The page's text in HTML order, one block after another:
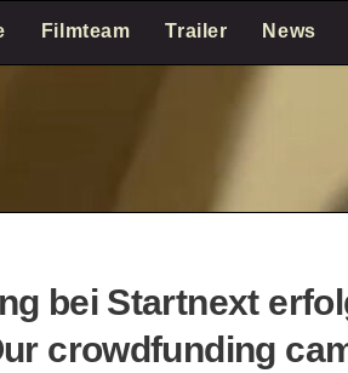
Filmteam Trailer News
bei Startnext
crowdfunding